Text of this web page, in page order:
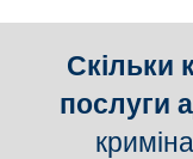
Скільки
послуги